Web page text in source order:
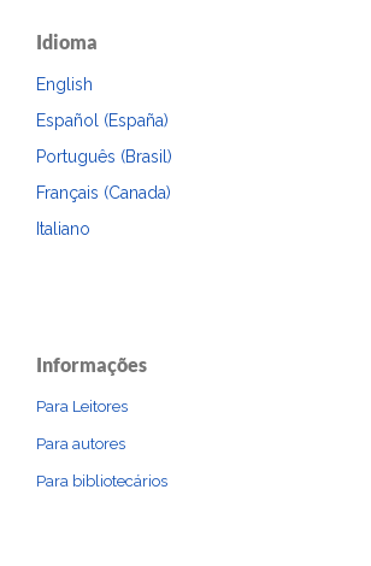
Idioma
English
Español (España)
Português (Brasil)
Français (Canada)
Italiano
Informações
Para Leitores
Para autores
Para bibliotecários